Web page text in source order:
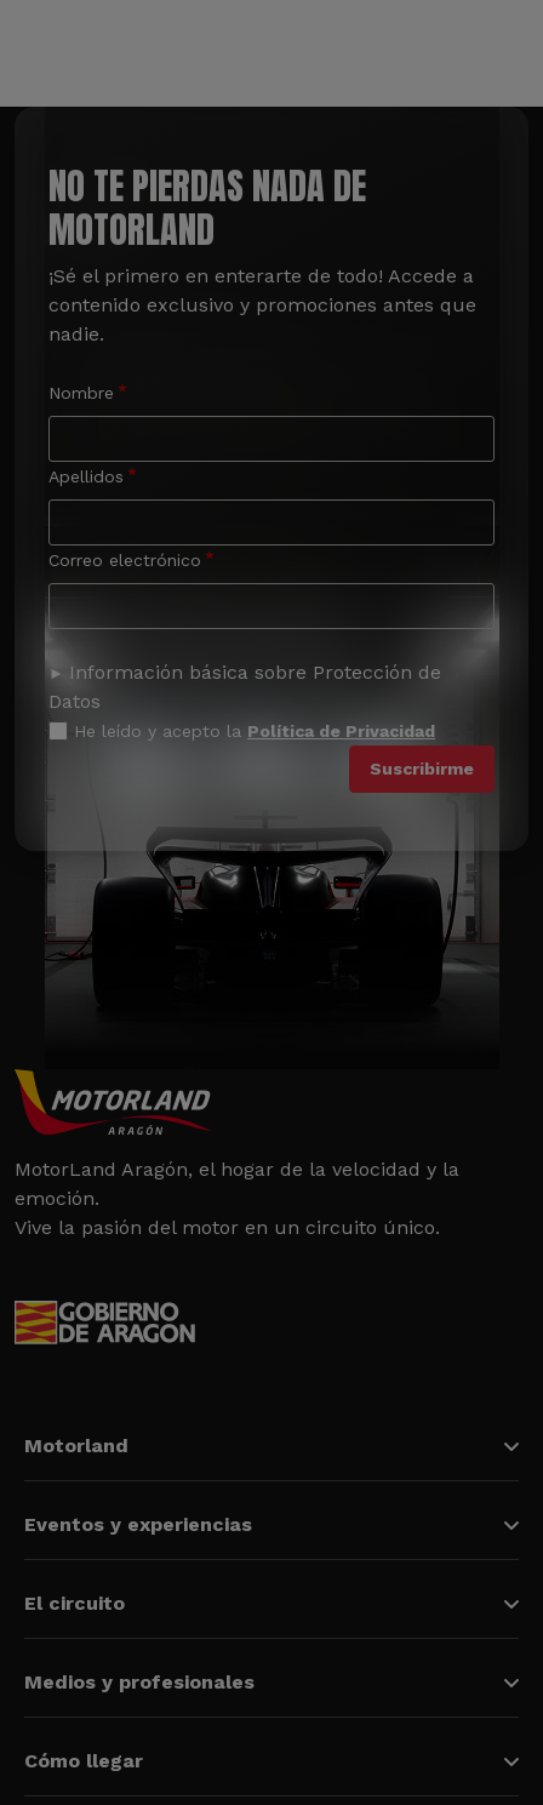
NO TE PIERDAS NADA DE
MOTORLAND
¡Sé el primero en enterarte de todo! Accede a
contenido exclusivo y promociones antes que
nadie.
Nombre
Apellidos
Correo electrónico
Información básica sobre Protección de
Datos
He leído y acepto la Política de Privacidad
MotorLand Aragón, el hogar de la velocidad y la
emoción.
Vive la pasión del motor en un circuito único.
Motorland
Eventos y experiencias
El circuito
Medios y profesionales
Cómo llegar